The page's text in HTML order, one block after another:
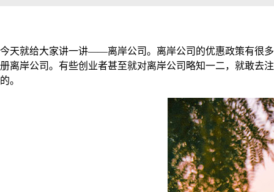
今天就给大家讲一讲——离岸公司。离岸公司的优惠政策有很
册离岸公司。有些创业者甚至就对离岸公司略知一二，就敢去
的。